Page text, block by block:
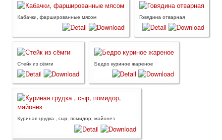
Кабачки, фаршированные мясом Говядина отварная
Стейк из сёмги Бедро куриное жареное
Куриная грудка , сыр, помидор, майонез